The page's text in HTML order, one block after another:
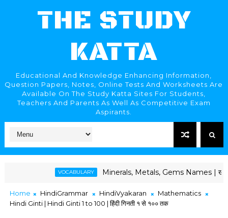
THE STUDY
KATTA
Educational And Knowledge Enhancing Information,
Question Papers, Notes, Online Tests And Worksheets Are
Available On The Study Katta Sites For Students,
Teachers And Parents As Well As Competitive Exam
Aspirants.
VOCABULARY Minerals, Metals, Gems Names | खनिजे, धातू, रत्ने
Home HindiGrammar HindiVyakaran
Mathematics
Hindi Ginti | Hindi Ginti 1 to 100 | हिंदी गिनती १ से १०० तक